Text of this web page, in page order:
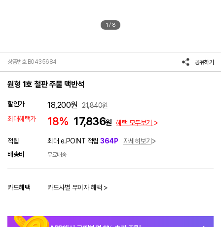
1 / 8
상품번호 B0435684 공유하기
원형 1호 철판 주물 맥반석
할인가 18,200원 21,840원
최대혜택가
18% 17,836원 혜택 모두보기
적립 최대 e.POINT 적립 364P
자세히보기
배송비
무료배송
카드혜택 카드사별 무이자 혜택 >